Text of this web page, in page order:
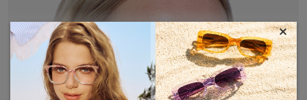
MOSTRAR MÁS
×